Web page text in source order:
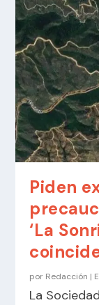
Piden
‘La
por Redacción |
La